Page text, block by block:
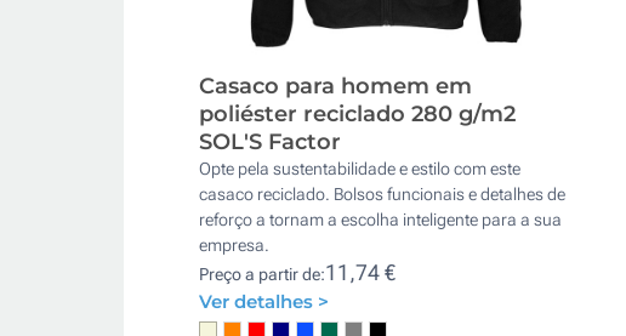
Casaco para homem em
poliéster reciclado 280 g/m2
SOL'S Factor
Opte pela sustentabilidade e estilo com este
casaco reciclado. Bolsos funcionais e detalhes de
reforço a tornam a escolha inteligente para a sua
empresa.
Preço a partir de:11,74 €
Ver detalhes >